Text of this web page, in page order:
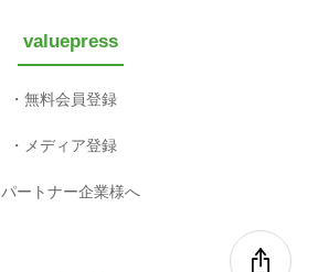
valuepress
無料会員登録
メディア登録
パートナー企業様へ